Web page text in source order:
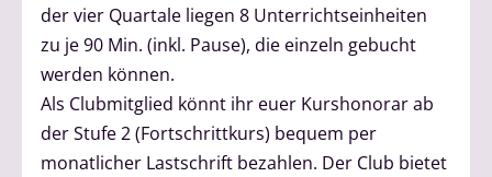
der vier Quartale liegen 8 Unterrichtseinheiten
zu je 90 Min. (inkl. Pause), die einzeln gebucht
werden können.
Als Clubmitglied könnt ihr euer Kurshonorar ab
der Stufe 2 (Fortschrittkurs) bequem per
monatlicher Lastschrift bezahlen. Der Club bietet